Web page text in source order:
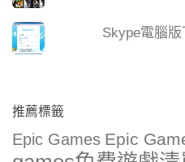
Skype電腦
推薦標籤
Epic Games Epic